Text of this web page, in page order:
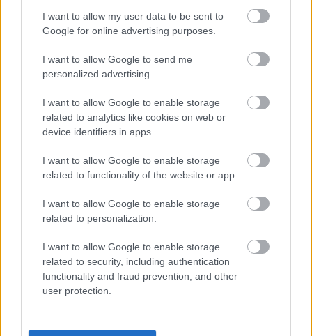
I want to allow my user data to be sent to
Google for online advertising purposes.
I want to allow Google to send me
personalized advertising.
I want to allow Google to enable storage
related to analytics like cookies on web or
device identifiers in apps.
I want to allow Google to enable storage
related to functionality of the website or app.
I want to allow Google to enable storage
related to personalization.
I want to allow Google to enable storage
related to security, including authentication
functionality and fraud prevention, and other
user protection.
Meccs Center
Paris Saint-Germainvs
Manchester United
Felkészülési szezon 4. mérkőzés
Nya Ullevi, Göteborg
0 nap 22 óra 10 perc 34 másodperc
AC MilanvsManchester United2026-08-15 18:00